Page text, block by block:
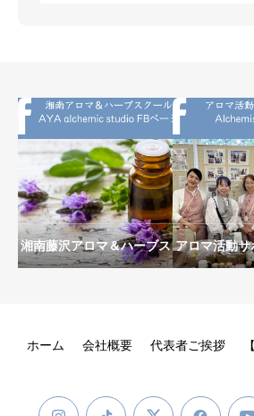
湘南藤沢アロマ＆ハーブス アロマ活動
ホーム 会社概要 代表者ご挨拶